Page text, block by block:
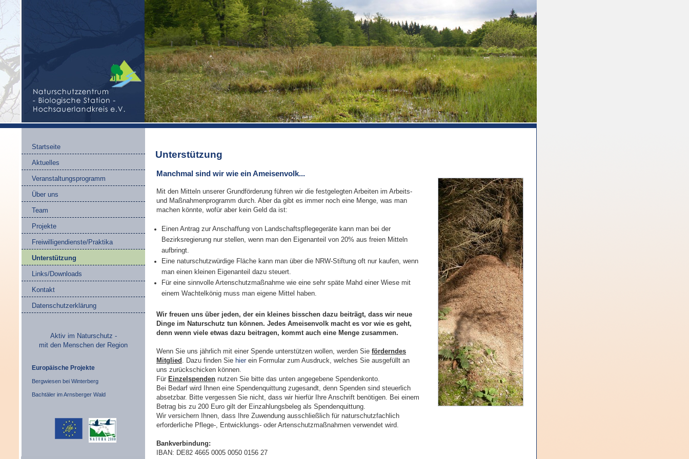
Startseite
Aktuelles
Veranstaltungsprogramm
Über uns
Team
Projekte
Freiwilligendienste/Praktika
Unterstützung
Links/Downloads
Kontakt
Datenschutzerklärung
Aktiv im Naturschutz -
mit den Menschen der Region
Europäische Projekte
Bergwiesen bei Winterberg
Bachtäler im Arnsberger Wald
Unterstützung
Manchmal sind wir wie ein Ameisenvolk...
Mit den Mitteln unserer Grundförderung führen wir die festgelegten Arbeiten im Arbeits-
und Maßnahmenprogramm durch. Aber da gibt es immer noch eine Menge, was man
machen könnte, wofür aber kein Geld da ist:
Einen Antrag zur Anschaffung von Landschaftspflegegeräte kann man bei der
Bezirksregierung nur stellen, wenn man den Eigenanteil von 20% aus freien Mitteln
aufbringt.
Eine naturschutzwürdige Fläche kann man über die NRW-Stiftung oft nur kaufen, wenn
man einen kleinen Eigenanteil dazu steuert.
Für eine sinnvolle Artenschutzmaßnahme wie eine sehr späte Mahd einer Wiese mit
einem Wachtelkönig muss man eigene Mittel haben.
Wir freuen uns über jeden, der ein kleines bisschen dazu beiträgt, dass wir neue
Dinge im Naturschutz tun können. Jedes Ameisenvolk macht es vor wie es geht,
denn wenn viele etwas dazu beitragen, kommt auch eine Menge zusammen.
Wenn Sie uns jährlich mit einer Spende unterstützen wollen, werden Sie förderndes
Mitglied . Dazu finden Sie hierein Formular zum Ausdruck, welches Sie ausgefüllt an
uns zurückschicken können.
Für Einzelspenden nutzen Sie bitte das unten angegebene Spendenkonto.
Bei Bedarf wird Ihnen eine Spendenquittung zugesandt, denn Spenden sind steuerlich
absetzbar. Bitte vergessen Sie nicht, dass wir hierfür Ihre Anschrift benötigen. Bei einem
Betrag bis zu 200 Euro gilt der Einzahlungsbeleg als Spendenquittung.
Wir versichern Ihnen, dass Ihre Zuwendung ausschließlich für naturschutzfachlich
erforderliche Pflege-, Entwicklungs- oder Artenschutzmaßnahmen verwendet wird.
Bankverbindung:
IBAN: DE82 4665 0005 0050 0156 27